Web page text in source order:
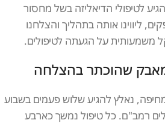
להגיע לטיפולי הדיאליזה בשל מחסור
ליווינו אותה בתהליך והצלחנו
משמעותית על הגעתה לטיפולים.
שהוכתר בהצלחה
חולה דיאליזה בן 62 מחיפה, נאלץ להגיע שלוש פעמים בשבוע
רמב"ם. כל טיפול נמשך כארבע